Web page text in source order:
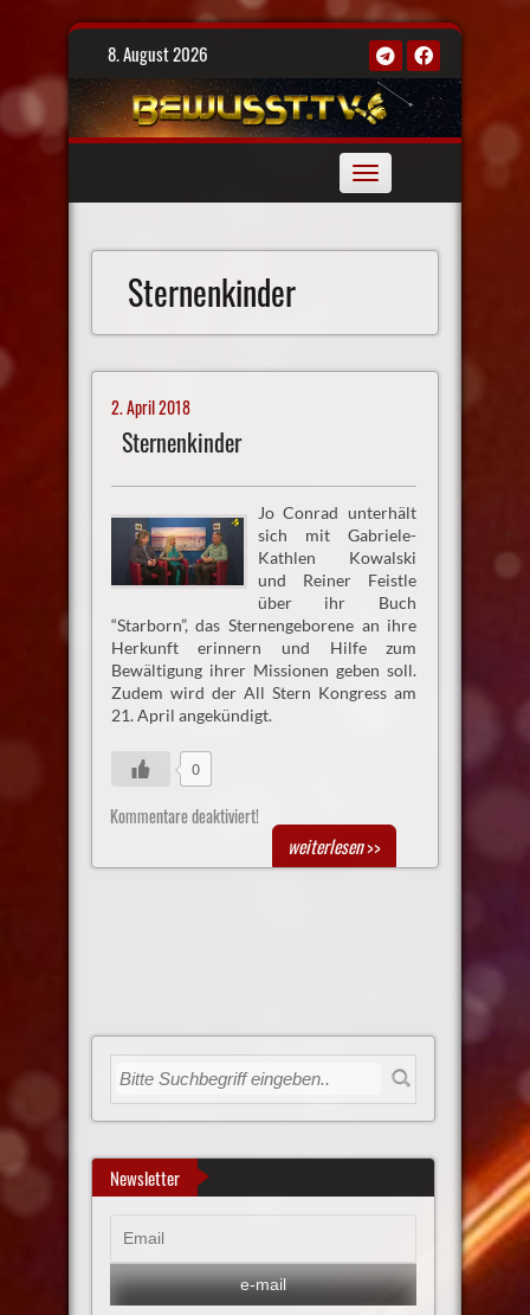
Skip
8. August 2026
Toggle
navigation
Sternenkinder
2. April 2018
Sternenkinder
Jo Conrad unterhält
sich mit Gabriele-
Kathlen Kowalski
und Reiner Feistle
über ihr Buch
“Starborn”, das Sternengeborene an ihre
Herkunft erinnern und Hilfe zum
Bewältigung ihrer Missionen geben soll.
Zudem wird der All Stern Kongress am
21. April angekündigt.
0
Kommentare deaktiviert!
weiterlesen>>
Newsletter